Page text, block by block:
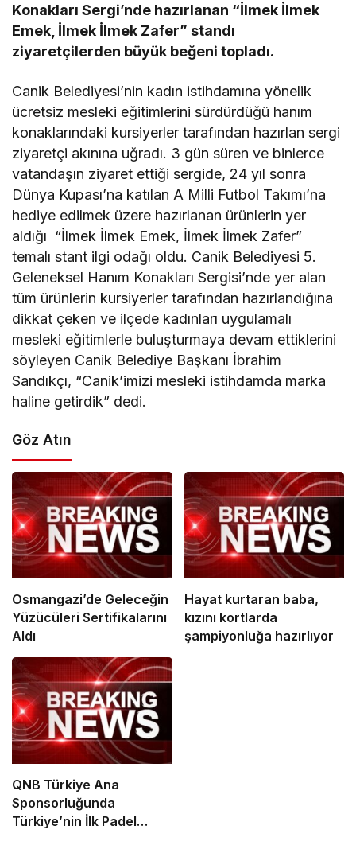
Konakları Sergi’nde hazırlanan “İlmek İlmek
Emek, İlmek İlmek Zafer” standı
ziyaretçilerden büyük beğeni topladı.
Canik Belediyesi’nin kadın istihdamına yönelik
ücretsiz mesleki eğitimlerini sürdürdüğü hanım
konaklarındaki kursiyerler tarafından hazırlan sergi
ziyaretçi akınına uğradı. 3 gün süren ve binlerce
vatandaşın ziyaret ettiği sergide, 24 yıl sonra
Dünya Kupası’na katılan A Milli Futbol Takımı’na
hediye edilmek üzere hazırlanan ürünlerin yer
aldığı “İlmek İlmek Emek, İlmek İlmek Zafer”
temalı stant ilgi odağı oldu. Canik Belediyesi 5.
Geleneksel Hanım Konakları Sergisi’nde yer alan
tüm ürünlerin kursiyerler tarafından hazırlandığına
dikkat çeken ve ilçede kadınları uygulamalı
mesleki eğitimlerle buluşturmaya devam ettiklerini
söyleyen Canik Belediye Başkanı İbrahim
Sandıkçı, “Canik’imizi mesleki istihdamda marka
haline getirdik” dedi.
Göz Atın
Osmangazi’de Geleceğin
Yüzücüleri Sertifikalarını
Aldı
Hayat kurtaran baba,
kızını kortlarda
şampiyonluğa hazırlıyor
QNB Türkiye Ana
Sponsorluğunda
Türkiye’nin İlk Padel